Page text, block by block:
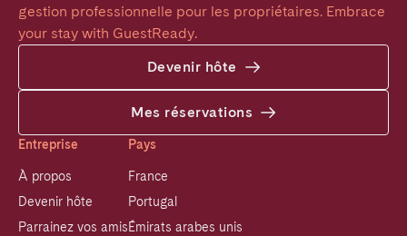
gestion professionnelle pour les propriétaires. Embrace
your stay with GuestReady.
Devenir hôte
Mes réservations
Entreprise
À propos
Devenir hôte
Parrainez vos amis
Pays
France
Portugal
Émirats arabes unis